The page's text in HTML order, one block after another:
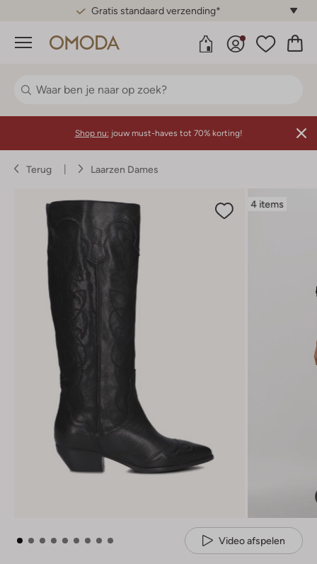
Gratis standaard verzending*
Menu
Shop nu: jouw must-haves tot 70% korting!
Terug Laarzen Dames
4 items
Video afspelen